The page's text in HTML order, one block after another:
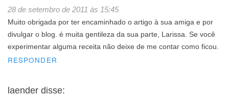
28 de setembro de 2011 às 15:45
Muito obrigada por ter encaminhado o artigo à sua amiga e por
divulgar o blog. é muita gentileza da sua parte, Larissa. Se você
experimentar alguma receita não deixe de me contar como ficou.
RESPONDER
laender disse: